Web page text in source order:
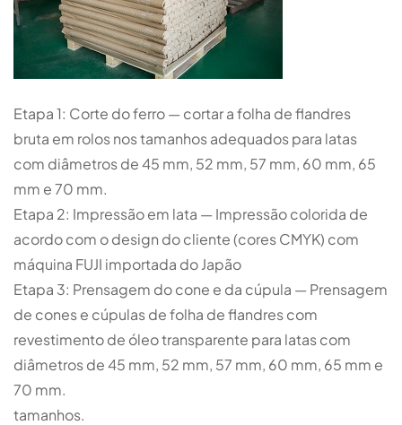
Etapa 1: Corte do ferro — cortar a folha de flandres
bruta em rolos nos tamanhos adequados para latas
com diâmetros de 45 mm, 52 mm, 57 mm, 60 mm, 65
mm e 70 mm.
Etapa 2: Impressão em lata — Impressão colorida de
acordo com o design do cliente (cores CMYK) com
máquina FUJI importada do Japão
Etapa 3: Prensagem do cone e da cúpula — Prensagem
de cones e cúpulas de folha de flandres com
revestimento de óleo transparente para latas com
diâmetros de 45 mm, 52 mm, 57 mm, 60 mm, 65 mm e
70 mm.
tamanhos.